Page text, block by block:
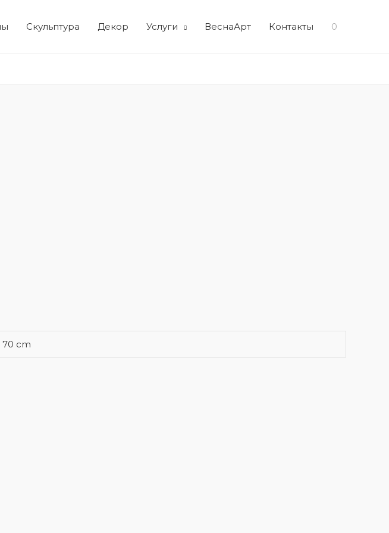
Скульптура Декор Услуги ВеснаАрт Контакты 0
70 cm